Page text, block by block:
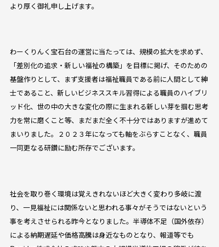
より厚く御礼申し上げます。
わーくりんく宝石台の運営に当たっては、規模の拡大を求めず、
「差別化の追求・新しい福祉の構築」を目標に掲げ、そのための
基盤作りとして、まず支援者は福祉職員である前に人間として紳
士であること、新しいビジネススキル習得による職員のハイブリ
ッド化、世の中の大きな変化の際に生まれる新しい芽を掴む思考
力を常に磨くこと等、まだまだ全く不十分ではありますが進めて
まいりました。２０２３年になっても軸をぶらすことなく、職員
一同更なる研鑽に励む所存でございます。
社会を取り巻く環境は覚えきれないほど大きく変わり多岐に渡
り、一見福祉には関係ないと思われる事々がそうではないという
事を考えさせられる昨今となりました。半導体不足（国外依存）
による納期遅延や価格高騰は身近なものとなり、報道等でも